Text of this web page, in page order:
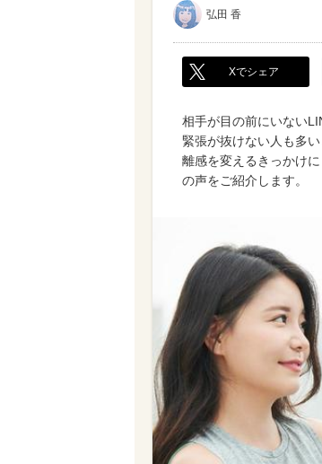
弘田 香
Xでシェア
相手が目の前にいない
緊張が抜けない人も多
離感を変えるきっかけ
の声をご紹介します。